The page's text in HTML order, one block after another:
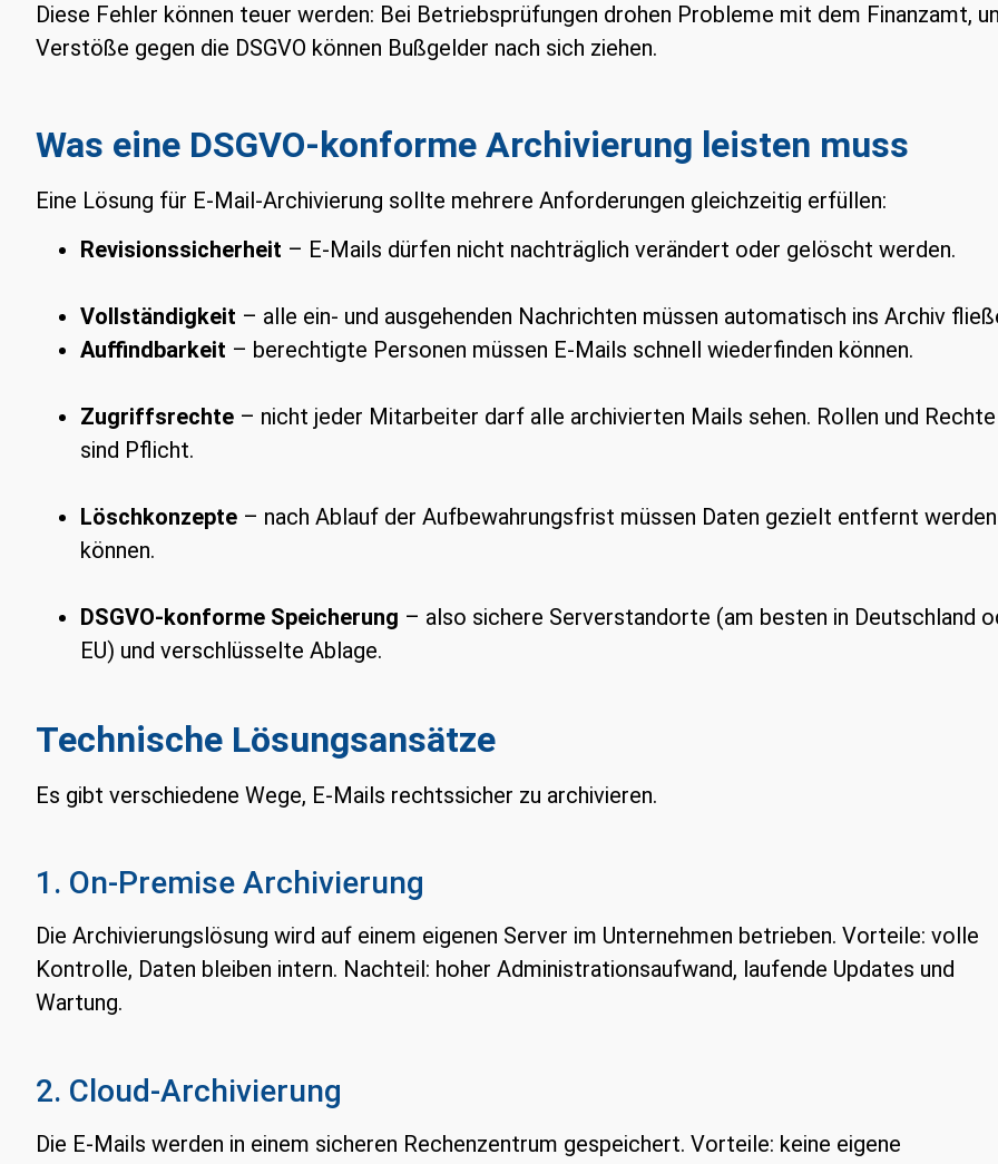
Diese Fehler können teuer werden: Bei Betriebsprüfungen drohen Probleme mit dem Finanzamt,
Verstöße gegen die DSGVO können Bußgelder nach sich ziehen.
Was eine DSGVO-konforme Archivierung leisten muss
Eine Lösung für E-Mail-Archivierung sollte mehrere Anforderungen gleichzeitig erfüllen:
Revisionssicherheit – E-Mails dürfen nicht nachträglich verändert oder gelöscht werden.
Vollständigkeit – alle ein- und ausgehenden Nachrichten müssen automatisch ins Archiv
Auffindbarkeit – berechtigte Personen müssen E-Mails schnell wiederfinden können.
Zugriffsrechte – nicht jeder Mitarbeiter darf alle archivierten Mails sehen. Rollen und Rechte
sind Pflicht.
Löschkonzepte – nach Ablauf der Aufbewahrungsfrist müssen Daten gezielt entfernt werden
können.
DSGVO-konforme Speicherung – also sichere Serverstandorte (am besten in Deutschland
EU) und verschlüsselte Ablage.
Technische Lösungsansätze
Es gibt verschiedene Wege, E-Mails rechtssicher zu archivieren.
1. On-Premise Archivierung
Die Archivierungslösung wird auf einem eigenen Server im Unternehmen betrieben. Vorteile: volle
Kontrolle, Daten bleiben intern. Nachteil: hoher Administrationsaufwand, laufende Updates und
Wartung.
2. Cloud-Archivierung
Die E-Mails werden in einem sicheren Rechenzentrum gespeichert. Vorteile: keine eigene